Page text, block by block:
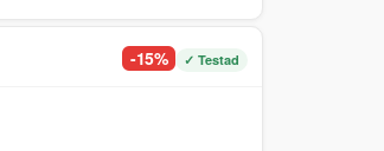
-15% ✓ Testad